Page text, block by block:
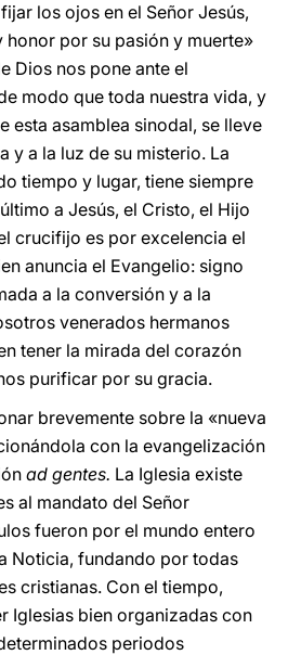
los ojos en el Señor Jesús,
por su pasión y muerte»
Dios nos pone ante el
modo que toda nuestra vida, y
esta asamblea sinodal, se lleve
y a la luz de su misterio. La
tiempo y lugar, tiene siempre
a Jesús, el Cristo, el Hijo
crucifijo es por excelencia el
anuncia el Evangelio: signo
a la conversión y a la
venerados hermanos
tener la mirada del corazón
purificar por su gracia.
brevemente sobre la «nueva
con la evangelización
ad gentes. La Iglesia existe
al mandato del Señor
fueron por el mundo entero
Noticia, fundando por todas
cristianas. Con el tiempo,
Iglesias bien organizadas con
periodos